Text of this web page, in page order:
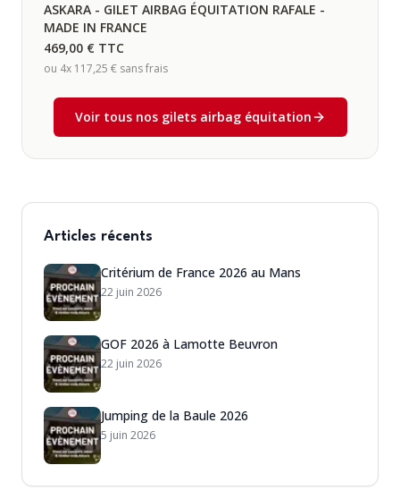
ASKARA - GILET AIRBAG ÉQUITATION RAFALE -
MADE IN FRANCE
469,00 € TTC
ou 4x 117,25 € sans frais
Voir tous nos gilets airbag équitation
Articles récents
Critérium de France 2026 au Mans
22 juin 2026
GOF 2026 à Lamotte Beuvron
22 juin 2026
Jumping de la Baule 2026
5 juin 2026